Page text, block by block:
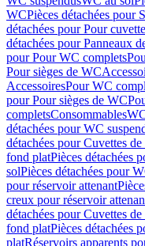
WCPièces détachées pour
détachées pour Pour
détachées pour Panneaux
pour Pour WC complets
Pour sièges de WC
AccessoiresPour WC
pour Pour sièges de WC
completsConsommables
détachées pour WC
détachées pour Cuvettes
fond platPièces détachées
solPièces détachées pour
pour réservoir attenant
creux pour réservoir
détachées pour Cuvettes
fond platPièces détachées
platRéservoirs apparents